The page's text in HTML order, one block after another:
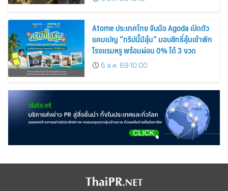
Atome ประเทศไทย จับมือ Agoda เปิดตัว
แคมเปญ “ทริปนี้มีลุ้น” มอบสิทธิ์ลุ้นเข้าพัก
โรงแรมหรู พร้อมผ่อน 0% ได้ 3 งวด
6 ส.ค. 69 10:00